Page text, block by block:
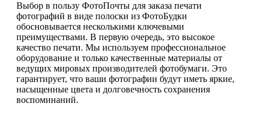
Выбор в пользу ФотоПочты для заказа печати
фотографий в виде полоски из ФотоБудки
обосновывается несколькими ключевыми
преимуществами. В первую очередь, это высокое
качество печати. Мы используем профессиональное
оборудование и только качественные материалы от
ведущих мировых производителей фотобумаги. Это
гарантирует, что ваши фотографии будут иметь яркие,
насыщенные цвета и долговечность сохранения
воспоминаний.